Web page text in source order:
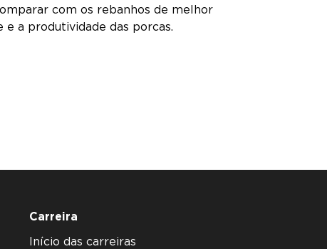
com os rebanhos de melhor
a produtividade das porcas.
Carreira
Início das carreiras